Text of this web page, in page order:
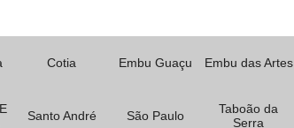
Cotia Embu Guaçu Embu das Artes
Santo André São Paulo
Taboão da
Serra